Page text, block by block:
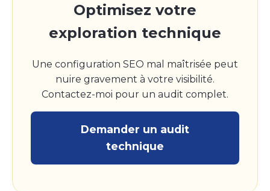
Optimisez votre
exploration technique
Une configuration SEO mal maîtrisée peut
nuire gravement à votre visibilité.
Contactez-moi pour un audit complet.
Demander un audit
technique